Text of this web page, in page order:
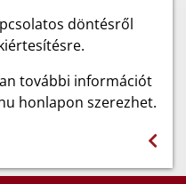
döntésről
további információt
honlapon szerezhet.